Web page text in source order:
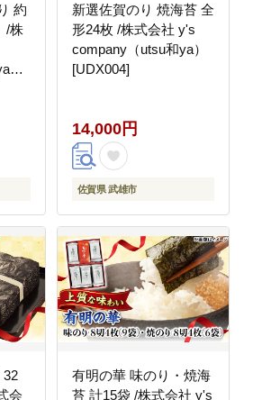
約
/株
）
新選佐賀のり 焼海苔 全
形24枚 /株式会社 y's
company（utsu和ya）
[UDX004]
14,000円
佐賀県 武雄市
32
会
有明の華 味のり・焼海
苔 計15袋 /株式会社 y's